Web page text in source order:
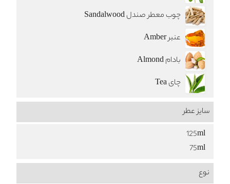
چوب معطر صندل Sandalwood
عنبر Amber
بادام Almond
چای Tea
سایز عطر
125ml
75ml
نوع